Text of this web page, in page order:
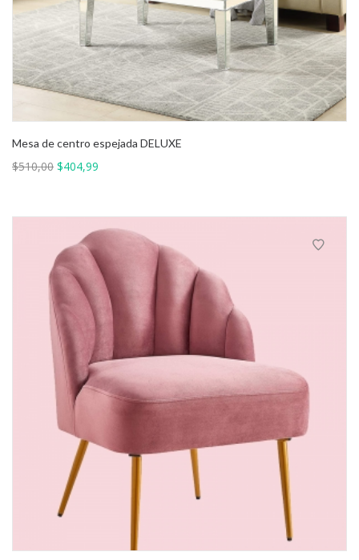
Mesa de centro espejada DELUXE
$510,00 El
era:
$510,00.
$404,99
es:
$404,99.